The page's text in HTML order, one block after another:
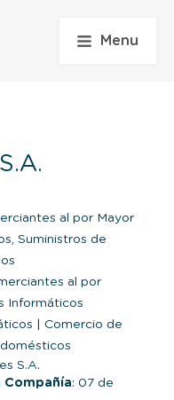
Menu
al por Mayor
Suministros de
al por
Informáticos
Comercio de
S.A.
Compañía: 07 de